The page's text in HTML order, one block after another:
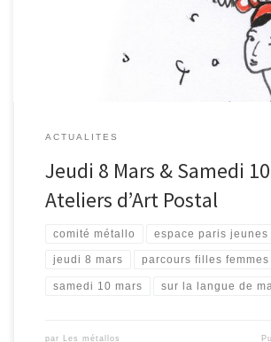
musique nos oreilles. Langue-matrice de
ACTUALITES
Jeudi 8 Mars & Samedi
Ateliers d’Art Postal
comité métallo espace paris
jeudi 8 mars parcours filles femmes
samedi 10 mars sur la langue de
par Les métallos